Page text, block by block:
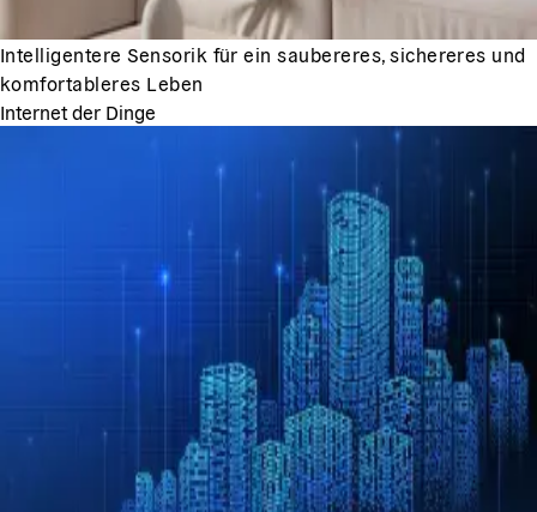
Intelligentere Sensorik für ein saubereres, sichereres und
komfortableres Leben
Internet der Dinge